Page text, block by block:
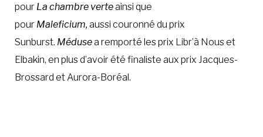
pour La chambre verteainsi que
pour Maleficium,aussi couronné du prix
Sunburst. Médusea remporté les prix Libr’à Nous et
Elbakin, en plus d’avoir été finaliste aux prix Jacques-
Brossard et Aurora-Boréal.